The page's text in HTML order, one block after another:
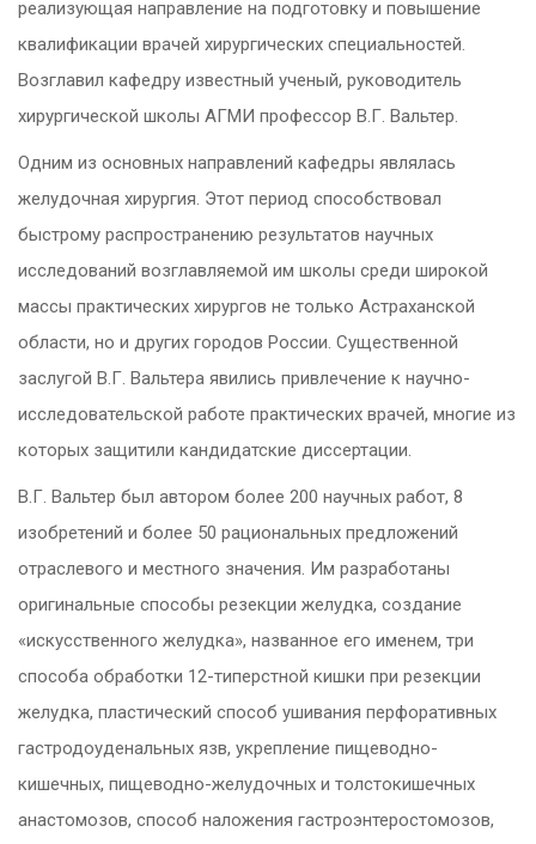
реализующая направление на подготовку и повышение
квалификации врачей хирургических специальностей.
Возглавил кафедру известный ученый, руководитель
хирургической школы АГМИ профессор В.Г. Вальтер.
Одним из основных направлений кафедры являлась
желудочная хирургия. Этот период способствовал
быстрому распространению результатов научных
исследований возглавляемой им школы среди широкой
массы практических хирургов не только Астраханской
области, но и других городов России. Существенной
заслугой В.Г. Вальтера явились привлечение к научно-
исследовательской работе практических врачей, многие из
которых защитили кандидатские диссертации.
В.Г. Вальтер был автором более 200 научных работ, 8
изобретений и более 50 рациональных предложений
отраслевого и местного значения. Им разработаны
оригинальные способы резекции желудка, создание
«искусственного желудка», названное его именем, три
способа обработки 12-типерстной кишки при резекции
желудка, пластический способ ушивания перфоративных
гастродоуденальных язв, укрепление пищеводно-
кишечных, пищеводно-желудочных и толстокишечных
анастомозов, способ наложения гастроэнтеростомозов,